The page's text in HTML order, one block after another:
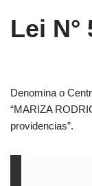
Lei N°
Denomina o
“MARIZA
providencias”.